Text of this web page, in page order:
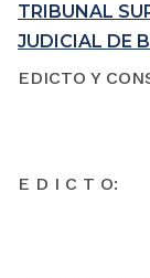
TRIBUNAL
JUDICIAL DE
EDICTO Y
E D I C T O: